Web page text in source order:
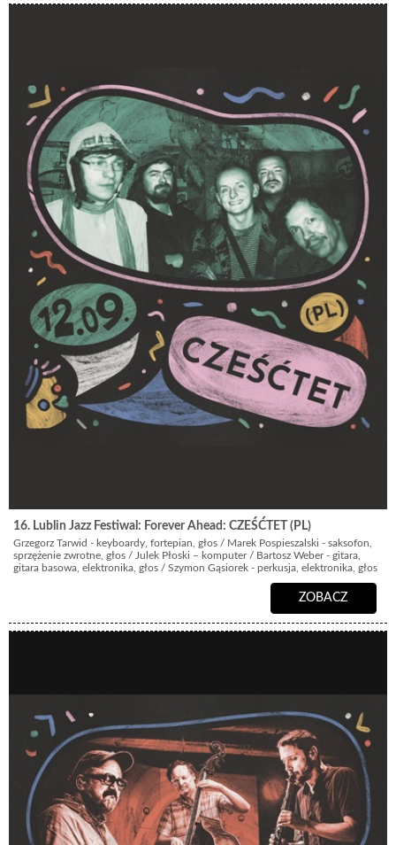
16. Lublin Jazz Festiwal: Forever Ahead: CZEŚĆTET (PL)
Grzegorz Tarwid - keyboardy, fortepian, głos / Marek Pospieszalski - saksofon,
sprzężenie zwrotne, głos / Julek Płoski – komputer / Bartosz Weber - gitara,
gitara basowa, elektronika, głos / Szymon Gąsiorek - perkusja, elektronika, głos
ZOBACZ